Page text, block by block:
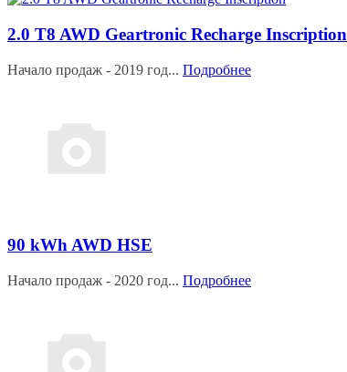
2.0 T8 AWD Geartronic Recharge Inscription
Начало продаж - 2019 год... Подробнее
90 kWh AWD HSE
Начало продаж - 2020 год... Подробнее